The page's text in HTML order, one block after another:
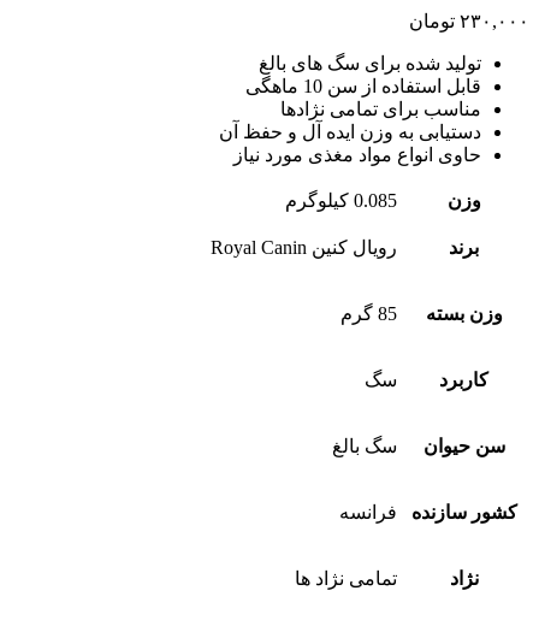
۲۳۰,۰۰۰ تومان
تولید شده برای سگ های بالغ
قابل استفاده از سن 10 ماهگی
مناسب برای تمامی نژادها
دستیابی به وزن ایده آل و حفظ آن
حاوی انواع مواد مغذی مورد نیاز
وزن 0.085 کیلوگرم
برند رویال کنین Royal Canin
وزن بسته 85 گرم
کاربرد سگ
سن حیوان سگ بالغ
کشور سازنده فرانسه
نژاد تمامی نژاد ها